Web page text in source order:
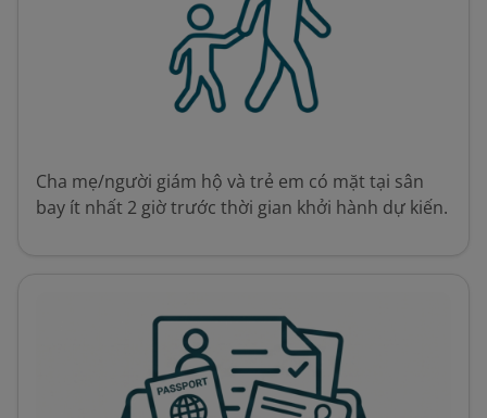
Cha mẹ/người giám hộ và trẻ em có mặt tại sân
bay ít nhất 2 giờ trước thời gian khởi hành dự kiến.